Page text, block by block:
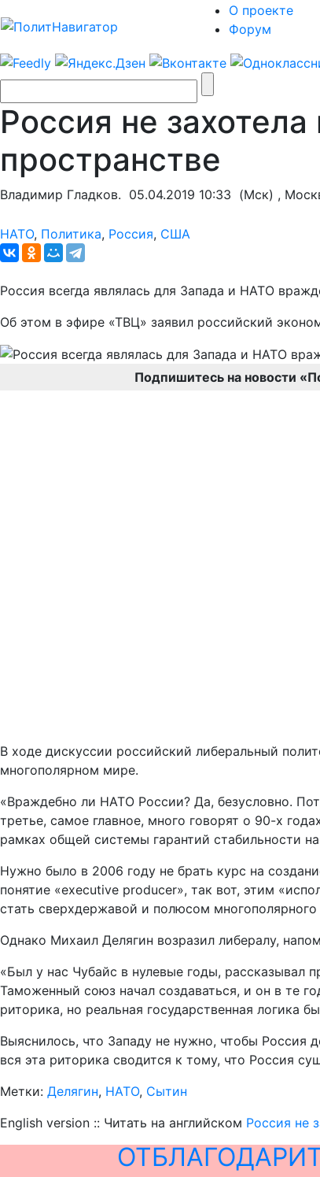
О проекте
Форум
Россия не
пространстве
Владимир Гладков. 05.04.2019 10:33 (Мск) ,
НАТО, Политика, Россия, США
Россия всегда являлась для Запада и НАТО
Об этом в эфире «ТВЦ» заявил российский
Подпишитесь на новости
В ходе дискуссии российский либеральный
многополярном мире.
«Враждебно ли НАТО России? Да, безусловно.
третье, самое главное, много говорят о 90-х
рамках общей системы гарантий стабильности
Нужно было в 2006 году не брать курс на
понятие «executive producer», так вот, этим
стать сверхдержавой и полюсом
Однако Михаил Делягин возразил либералу,
«Был у нас Чубайс в нулевые годы, рассказывал
Таможенный союз начал создаваться, и он в те
риторика, но реальная государственная логика
Выяснилось, что Западу не нужно, чтобы Россия
вся эта риторика сводится к тому, что Россия
Метки: Делягин, НАТО, Сытин
English version :: Читать на английском Россия не